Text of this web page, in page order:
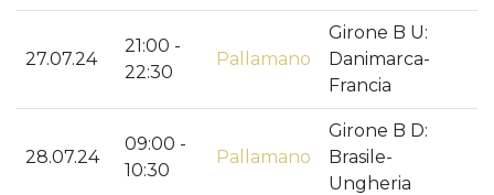
27.07.24
21:00 -
22:30
Pallamano
Girone B U:
Danimarca-
Francia
28.07.24
09:00 -
10:30
Pallamano
Girone B D:
Brasile-
Ungheria